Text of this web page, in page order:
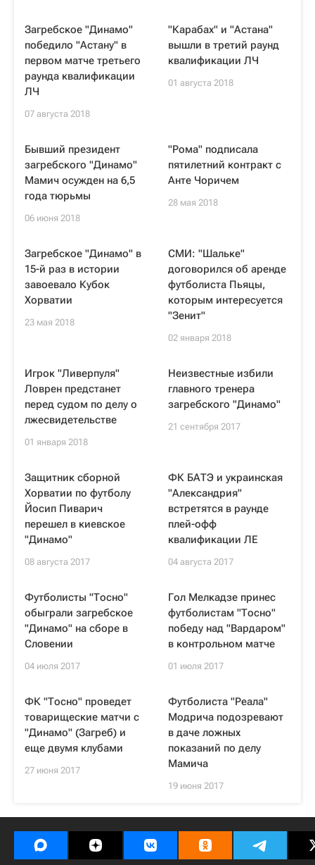
Загребское "Динамо"
победило "Астану" в
первом матче третьего
раунда квалификации
ЛЧ
07 августа 2018
"Карабах" и "Астана"
вышли в третий раунд
квалификации ЛЧ
01 августа 2018
Бывший президент
загребского "Динамо"
Мамич осужден на 6,5
года тюрьмы
06 июня 2018
"Рома" подписала
пятилетний контракт с
Анте Чоричем
28 мая 2018
Загребское "Динамо" в
15-й раз в истории
завоевало Кубок
Хорватии
23 мая 2018
СМИ: "Шальке"
договорился об аренде
футболиста Пьяцы,
которым интересуется
"Зенит"
02 января 2018
Игрок "Ливерпуля"
Ловрен предстанет
перед судом по делу о
лжесвидетельстве
01 января 2018
Неизвестные избили
главного тренера
загребского "Динамо"
21 сентября 2017
Защитник сборной
Хорватии по футболу
Йосип Пиварич
перешел в киевское
"Динамо"
08 августа 2017
ФК БАТЭ и украинская
"Александрия"
встретятся в раунде
плей-офф
квалификации ЛE
04 августа 2017
Футболисты "Тосно"
обыграли загребское
"Динамо" на сборе в
Словении
04 июля 2017
Гол Мелкадзе принес
футболистам "Тосно"
победу над "Вардаром"
в контрольном матче
01 июля 2017
ФК "Тосно" проведет
товарищеские матчи с
"Динамо" (Загреб) и
еще двумя клубами
27 июня 2017
Футболиста "Реала"
Модрича подозревают
в даче ложных
показаний по делу
Мамича
19 июня 2017